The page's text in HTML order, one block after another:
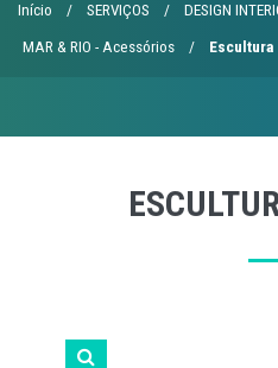
Início / SERVIÇOS / DESIGN
MAR & RIO - Acessórios / Escultura